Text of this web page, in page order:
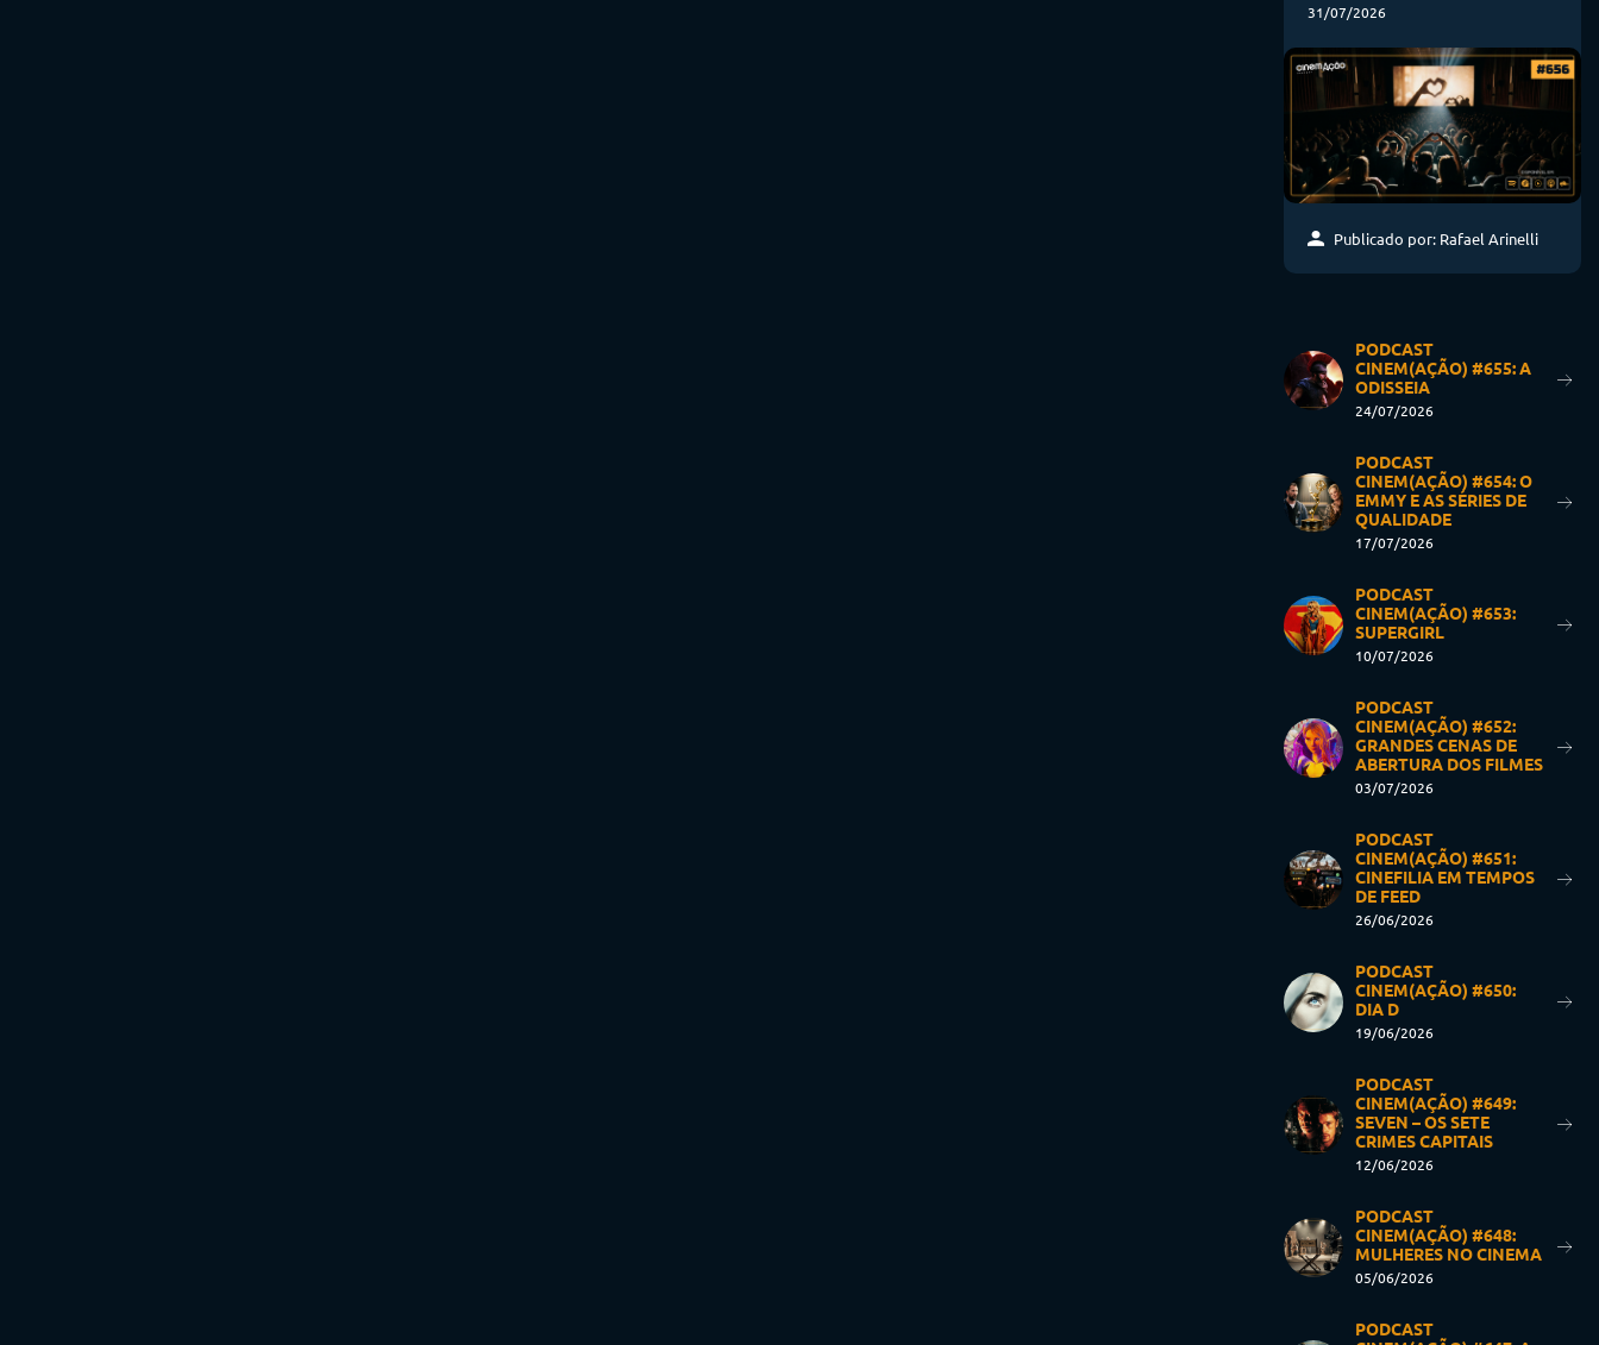
31/07/2026
Publicado por: Rafael Arinelli
PODCAST
CINEM(AÇÃO) #655: A
ODISSEIA
24/07/2026
PODCAST
CINEM(AÇÃO) #654: O
EMMY E AS SÉRIES DE
QUALIDADE
17/07/2026
PODCAST
CINEM(AÇÃO) #653:
SUPERGIRL
10/07/2026
PODCAST
CINEM(AÇÃO) #652:
GRANDES CENAS DE
ABERTURA DOS FILMES
03/07/2026
PODCAST
CINEM(AÇÃO) #651:
CINEFILIA EM TEMPOS
DE FEED
26/06/2026
PODCAST
CINEM(AÇÃO) #650:
DIA D
19/06/2026
PODCAST
CINEM(AÇÃO) #649:
SEVEN – OS SETE
CRIMES CAPITAIS
12/06/2026
PODCAST
CINEM(AÇÃO) #648:
MULHERES NO CINEMA
05/06/2026
PODCAST